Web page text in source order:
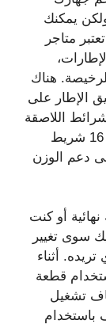
يمكنك
متاجر
هناك
الإطار على
اللاصقة
بدلاً من ذلك، مثل هذه العبوة المكونة من 16 شريط
دعم الوزن
أو كنت
سوى تغيير
أثناء
قطعة
تشغيل
باستخدام